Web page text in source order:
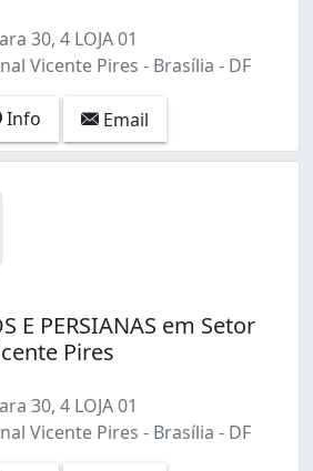
30, 4 LOJA 01
Vicente Pires - Brasília - DF
Info Email
E PERSIANAS em Setor
Pires
30, 4 LOJA 01
Vicente Pires - Brasília - DF